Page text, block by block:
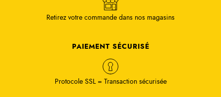
Retirez votre commande dans nos magasins
PAIEMENT SÉCURISÉ
Protocole SSL = Transaction sécurisée